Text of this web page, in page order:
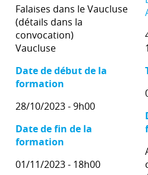
Falaises dans le Vaucluse
(détails dans la
convocation)
Vaucluse
Date de début de la
formation
28/10/2023 - 9h00
Date de fin de la
formation
01/11/2023 - 18h00